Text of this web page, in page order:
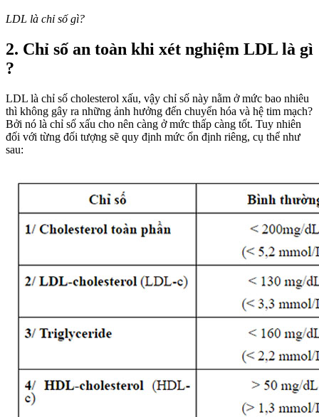
LDL là chỉ số gì?
2. Chỉ số an toàn khi xét nghiệm LDL là gì
?
LDL là chỉ số cholesterol xấu, vậy chỉ số này nằm ở mức bao nhiêu
thì không gây ra những ảnh hưởng đến chuyển hóa và hệ tim mạch?
Bởi nó là chỉ số xấu cho nên càng ở mức thấp càng tốt. Tuy nhiên
đối với từng đối tượng sẽ quy định mức ổn định riêng, cụ thể như
sau: